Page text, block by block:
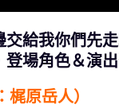
交給我你們先
登場角色＆演
原岳人）